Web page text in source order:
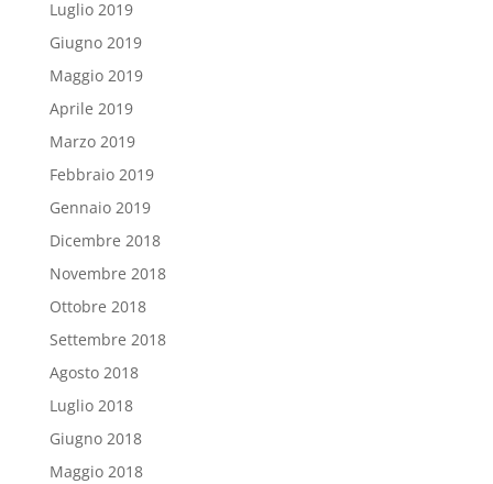
Luglio 2019
Giugno 2019
Maggio 2019
Aprile 2019
Marzo 2019
Febbraio 2019
Gennaio 2019
Dicembre 2018
Novembre 2018
Ottobre 2018
Settembre 2018
Agosto 2018
Luglio 2018
Giugno 2018
Maggio 2018